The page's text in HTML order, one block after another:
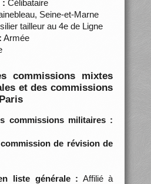
: Célibataire
Seine-et-Marne
tailleur au 4e de Ligne
Armée
commissions mixtes
et des commissions
commissions militaires :
de révision de
liste générale : Affilié à